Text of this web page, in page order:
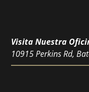
Visita Nuestra
10915 Perkins Rd,